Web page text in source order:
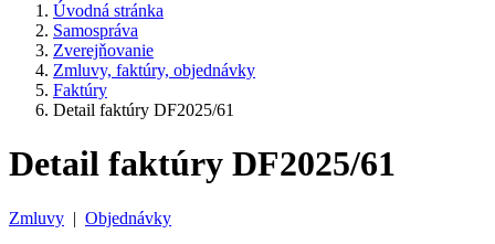
Úvodná stránka
Samospráva
Zverejňovanie
Zmluvy, faktúry, objednávky
Faktúry
Detail faktúry DF2025/61
Detail faktúry DF2025/61
Zmluvy | Objednávky